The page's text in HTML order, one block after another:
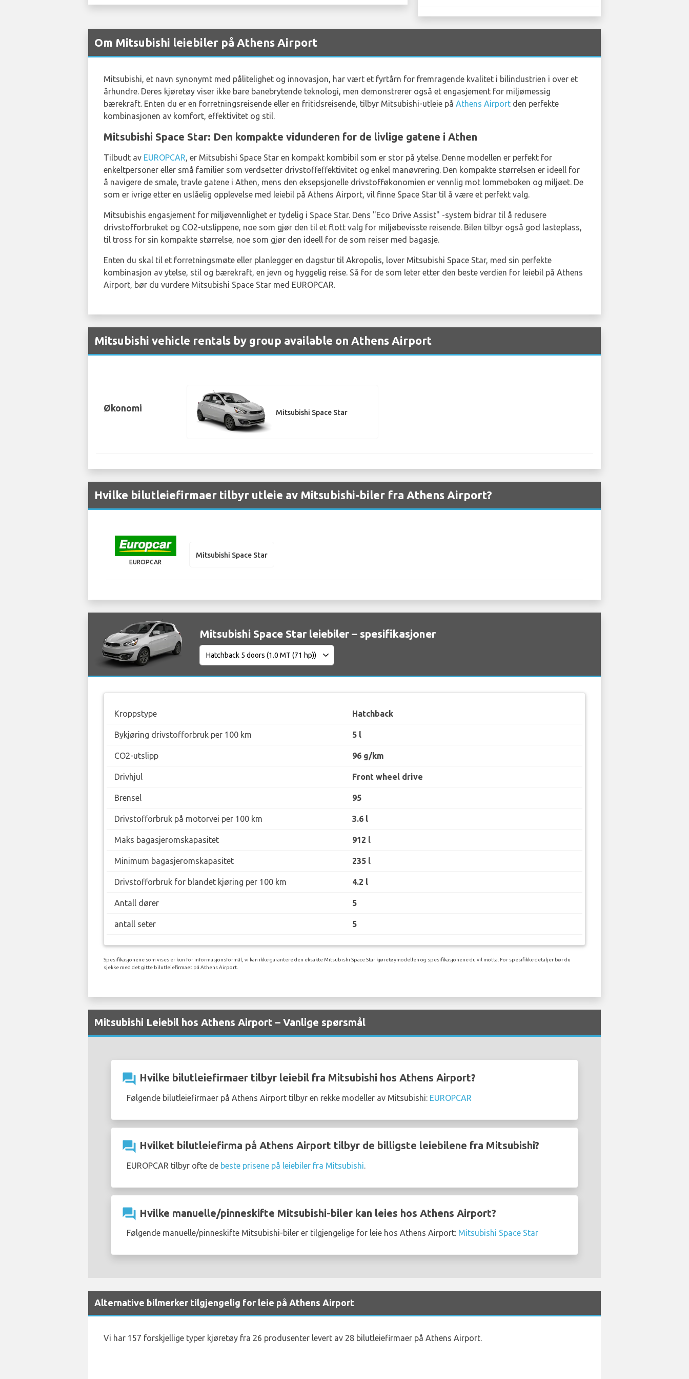
Om Mitsubishi leiebiler på Athens Airport
Mitsubishi, et navn synonymt med pålitelighet og innovasjon, har vært et fyrtårn for fremragende kvalitet i bilindustrien i over et
århundre. Deres kjøretøy viser ikke bare banebrytende teknologi, men demonstrerer også et engasjement for miljømessig
bærekraft. Enten du er en forretningsreisende eller en fritidsreisende, tilbyr Mitsubishi-utleie på Athens Airport den perfekte
kombinasjonen av komfort, effektivitet og stil.
Mitsubishi Space Star: Den kompakte vidunderen for de livlige gatene i Athen
Tilbudt av EUROPCAR, er Mitsubishi Space Star en kompakt kombibil som er stor på ytelse. Denne modellen er perfekt for
enkeltpersoner eller små familier som verdsetter drivstoffeffektivitet og enkel manøvrering. Den kompakte størrelsen er ideell for
å navigere de smale, travle gatene i Athen, mens den eksepsjonelle drivstofføkonomien er vennlig mot lommeboken og miljøet. De
som er ivrige etter en uslåelig opplevelse med leiebil på Athens Airport, vil finne Space Star til å være et perfekt valg.
Mitsubishis engasjement for miljøvennlighet er tydelig i Space Star. Dens "Eco Drive Assist" -system bidrar til å redusere
drivstofforbruket og CO2-utslippene, noe som gjør den til et flott valg for miljøbevisste reisende. Bilen tilbyr også god lasteplass,
til tross for sin kompakte størrelse, noe som gjør den ideell for de som reiser med bagasje.
Enten du skal til et forretningsmøte eller planlegger en dagstur til Akropolis, lover Mitsubishi Space Star, med sin perfekte
kombinasjon av ytelse, stil og bærekraft, en jevn og hyggelig reise. Så for de som leter etter den beste verdien for leiebil på Athens
Airport, bør du vurdere Mitsubishi Space Star med EUROPCAR.
Mitsubishi vehicle rentals by group available on Athens Airport
Økonomi Mitsubishi Space Star
Hvilke bilutleiefirmaer tilbyr utleie av Mitsubishi-biler fra Athens Airport?
EUROPCAR
Mitsubishi Space Star
Mitsubishi Space Star leiebiler – spesifikasjoner
Kroppstype Hatchback
Bykjøring drivstofforbruk per 100 km 5 l
CO2-utslipp 96 g/km
Drivhjul Front wheel drive
Brensel 95
Drivstofforbruk på motorvei per 100 km 3.6 l
Maks bagasjeromskapasitet 912 l
Minimum bagasjeromskapasitet 235 l
Drivstofforbruk for blandet kjøring per 100 km 4.2 l
Antall dører 5
antall seter 5
Spesifikasjonene som vises er kun for informasjonsformål, vi kan ikke garantere den eksakte Mitsubishi Space Star kjøretøymodellen og spesifikasjonene du vil motta. For spesifikke detaljer bør du
sjekke med det gitte bilutleiefirmaet på Athens Airport.
Mitsubishi Leiebil hos Athens Airport – Vanlige spørsmål
question_answer Hvilke bilutleiefirmaer tilbyr leiebil fra Mitsubishi hos Athens Airport?
Følgende bilutleiefirmaer på Athens Airport tilbyr en rekke modeller av Mitsubishi: EUROPCAR
question_answer Hvilket bilutleiefirma på Athens Airport tilbyr de billigste leiebilene fra Mitsubishi?
EUROPCAR tilbyr ofte de beste prisene på leiebiler fra Mitsubishi.
question_answer Hvilke manuelle/pinneskifte Mitsubishi-biler kan leies hos Athens Airport?
Følgende manuelle/pinneskifte Mitsubishi-biler er tilgjengelige for leie hos Athens Airport: Mitsubishi Space Star
Alternative bilmerker tilgjengelig for leie på Athens Airport
Vi har 157 forskjellige typer kjøretøy fra 26 produsenter levert av 28 bilutleiefirmaer på Athens Airport.